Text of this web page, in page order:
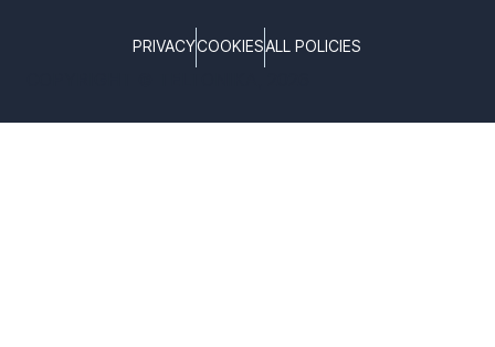
PRIVACYCOOKIESALL POLICIES